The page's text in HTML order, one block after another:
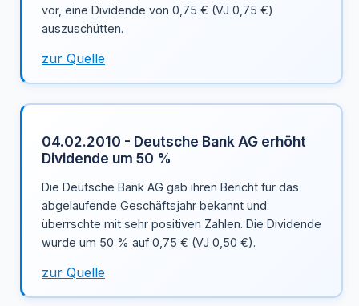
vor, eine Dividende von 0,75 € (VJ 0,75 €)
auszuschütten.
zur Quelle
04.02.2010 - Deutsche Bank AG erhöht
Dividende um 50 %
Die Deutsche Bank AG gab ihren Bericht für das
abgelaufende Geschäftsjahr bekannt und
überrschte mit sehr positiven Zahlen. Die Dividende
wurde um 50 % auf 0,75 € (VJ 0,50 €).
zur Quelle